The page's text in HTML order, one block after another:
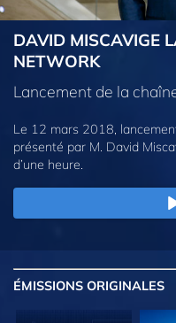
DAVID MISCAVIGE
NETWORK
Lancement de la
Le 12 mars 2018,
présenté par M. David
d’une heure.
ÉMISSIONS ORIGINALES